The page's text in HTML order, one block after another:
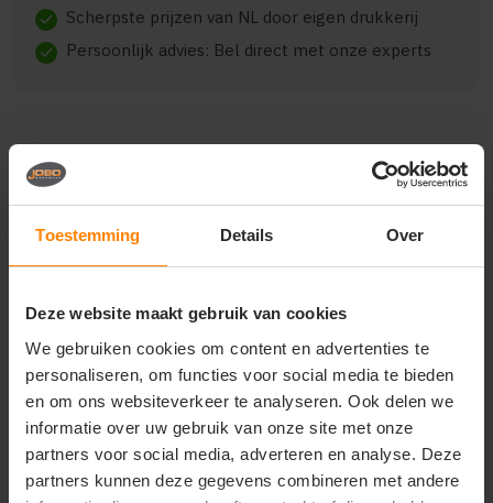
Toestemming Details Over
Deze website maakt gebruik van cookies
We gebruiken cookies om content en advertenties te
personaliseren, om functies voor social media te bieden
en om ons websiteverkeer te analyseren. Ook delen we
informatie over uw gebruik van onze site met onze
partners voor social media, adverteren en analyse. Deze
partners kunnen deze gegevens combineren met andere
check Scherpste prijzen van NL door eigen drukkerij
check Persoonlijk advies: Bel direct met onze experts
Beschrijving
Het ROLY BABY L/S CA7203 is een veelzijdig en
cotton, single jersey, 160 gsm.. De kwaliteit biedt een
Geschikt voor dagelijks gebruik, bedrijfskleding en
promotionele toepassingen. Verkrijgbaar in diverse
varianten en maten.